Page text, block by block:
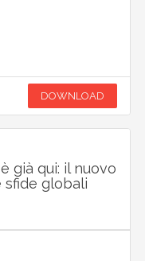
DOWNLOAD
già qui: il nuovo
sfide globali